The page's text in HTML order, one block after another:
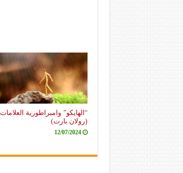
“الهايكو” وامبراطورية العلامات
(رولان بارت)
12/07/2024